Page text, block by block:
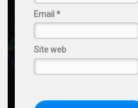
Email *
Site web